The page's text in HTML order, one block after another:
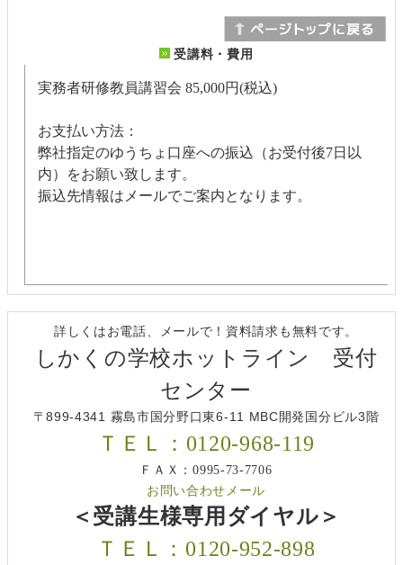
受講料・費用
実務者研修教員講習会 85,000円(税込)
お支払い方法：
弊社指定のゆうちょ口座への振込（お受付後7日以
内）をお願い致します。
振込先情報はメールでご案内となります。
詳しくはお電話、メールで！資料請求も無料です。
しかくの学校ホットライン 受付
センター
〒899-4341 霧島市国分野口東6-11 MBC開発国分ビル3階
ＴＥＬ：0120-968-119
ＦＡＸ：0995-73-7706
お問い合わせメール
＜受講生様専用ダイヤル＞
ＴＥＬ：0120-952-898